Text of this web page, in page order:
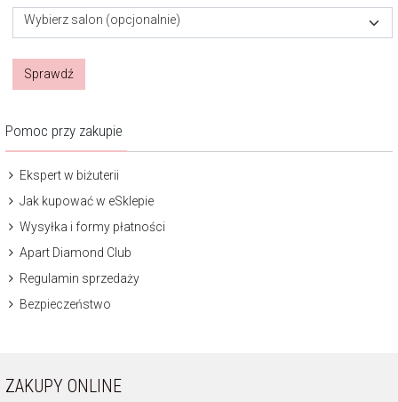
Wybierz salon (opcjonalnie)
Sprawdź
Pomoc przy zakupie
Ekspert w biżuterii
Jak kupować w eSklepie
Wysyłka i formy płatności
Apart Diamond Club
Regulamin sprzedaży
Bezpieczeństwo
ZAKUPY ONLINE